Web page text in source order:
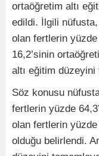
ortaöğretim altı
edildi. İlgili
olan fertlerin
16,2’sinin
altı eğitim düzeyini
Söz konusu
fertlerin yüzde
olan fertlerin yüzde
olduğu belirlendi.